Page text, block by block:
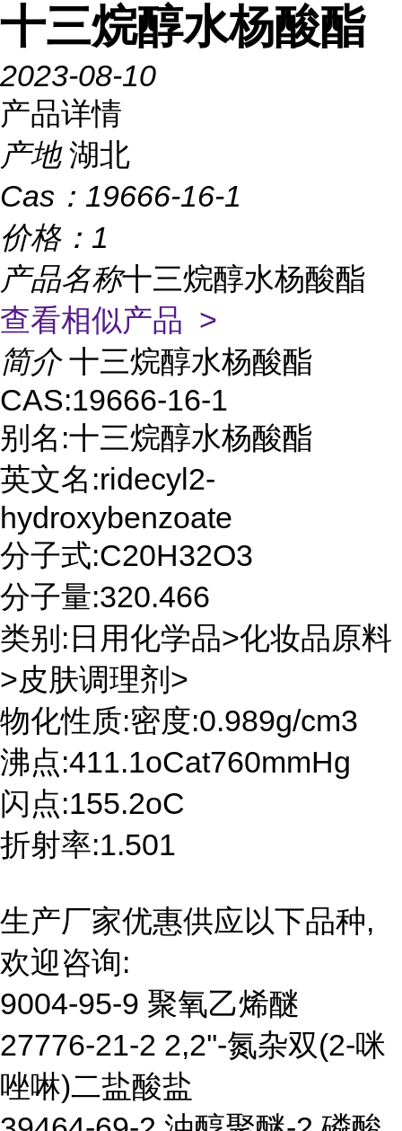
十三烷醇水杨酸酯
2023-08-10
产品详情
产地 湖北
Cas： 19666-16-1
价格： 1
产品名称十三烷醇水杨酸酯
查看相似产品 >
简介 十三烷醇水杨酸酯
CAS:19666-16-1
别名:十三烷醇水杨酸酯
英文名:ridecyl2-
hydroxybenzoate
分子式:C20H32O3
分子量:320.466
类别:日用化学品>化妆品原料
>皮肤调理剂>
物化性质:密度:0.989g/cm3
沸点:411.1oCat760mmHg
闪点:155.2oC
折射率:1.501
生产厂家优惠供应以下品种,
欢迎咨询:
9004-95-9 聚氧乙烯醚
27776-21-2 2,2''-氮杂双(2-咪
唑啉)二盐酸盐